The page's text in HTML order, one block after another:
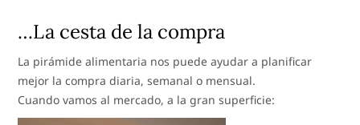
…La cesta de la compra
La pirámide alimentaria nos puede ayudar a planificar
mejor la compra diaria, semanal o mensual.
Cuando vamos al mercado, a la gran superficie: